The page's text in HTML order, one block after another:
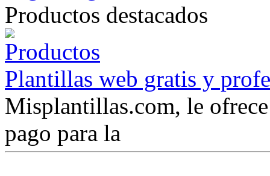
Productos destacados
Plantillas web gratis y
Misplantillas.com, le
pago para la